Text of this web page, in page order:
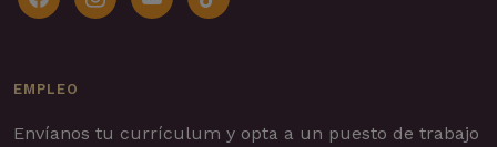
EMPLEO
Envíanos tu currículum y opta a un puesto de trabajo